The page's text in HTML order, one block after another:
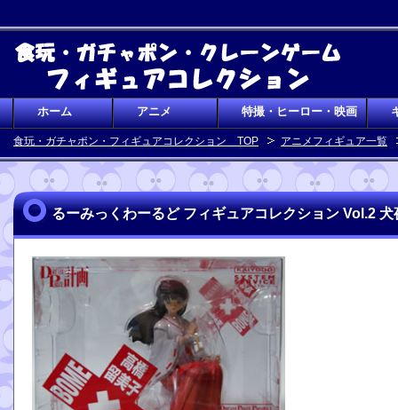
食玩・ガチャポン・フィギュアコレクション TOP アニメフィギュア一覧
るーみっくわーるど フィギュアコレクション Vol.2 犬
ホーム アニメ 特撮・ヒーロー・映画